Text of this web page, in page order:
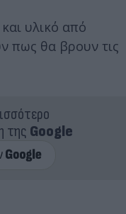
υλικό από
πως θα βρουν τις
της Google